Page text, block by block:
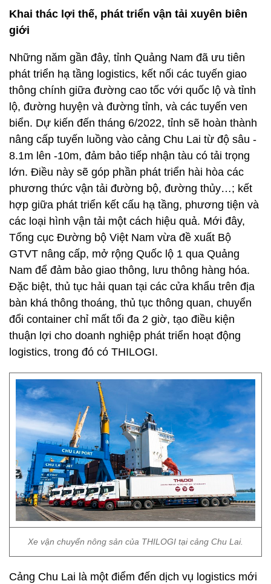
Khai thác lợi thế, phát triển vận tải xuyên biên
giới
Những năm gần đây, tỉnh Quảng Nam đã ưu tiên
phát triển hạ tầng logistics, kết nối các tuyến giao
thông chính giữa đường cao tốc với quốc lộ và tỉnh
lộ, đường huyện và đường tỉnh, và các tuyến ven
biển. Dự kiến đến tháng 6/2022, tỉnh sẽ hoàn thành
nâng cấp tuyến luồng vào cảng Chu Lai từ độ sâu -
8.1m lên -10m, đảm bảo tiếp nhận tàu có tải trọng
lớn. Điều này sẽ góp phần phát triển hài hòa các
phương thức vận tải đường bộ, đường thủy…; kết
hợp giữa phát triển kết cấu hạ tầng, phương tiện và
các loại hình vận tải một cách hiệu quả. Mới đây,
Tổng cục Đường bộ Việt Nam vừa đề xuất Bộ
GTVT nâng cấp, mở rộng Quốc lộ 1 qua Quảng
Nam để đảm bảo giao thông, lưu thông hàng hóa.
Đặc biệt, thủ tục hải quan tại các cửa khẩu trên địa
bàn khá thông thoáng, thủ tục thông quan, chuyển
đổi container chỉ mất tối đa 2 giờ, tạo điều kiện
thuận lợi cho doanh nghiệp phát triển hoạt động
logistics, trong đó có THILOGI.
Xe vận chuyển nông sản của THILOGI tại cảng Chu Lai.
Cảng Chu Lai là một điểm đến dịch vụ logistics mới